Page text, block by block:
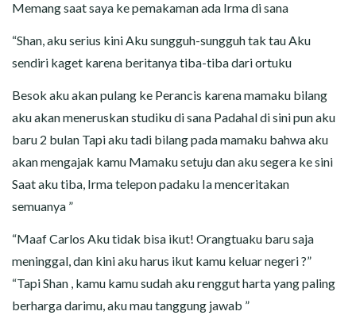
Memang saat saya ke pemakaman ada Irma di sana
“Shan, aku serius kini Aku sungguh-sungguh tak tau Aku
sendiri kaget karena beritanya tiba-tiba dari ortuku
Besok aku akan pulang ke Perancis karena mamaku bilang
aku akan meneruskan studiku di sana Padahal di sini pun aku
baru 2 bulan Tapi aku tadi bilang pada mamaku bahwa aku
akan mengajak kamu Mamaku setuju dan aku segera ke sini
Saat aku tiba, Irma telepon padaku Ia menceritakan
semuanya ”
“Maaf Carlos Aku tidak bisa ikut! Orangtuaku baru saja
meninggal, dan kini aku harus ikut kamu keluar negeri ?”
“Tapi Shan , kamu kamu sudah aku renggut harta yang paling
berharga darimu, aku mau tanggung jawab ”